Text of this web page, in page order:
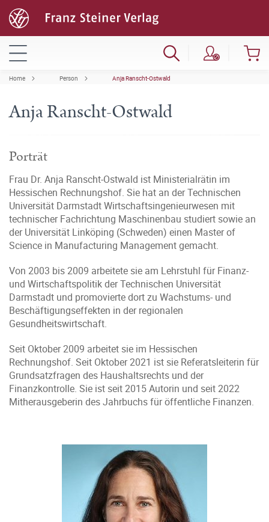
Home Person Anja Ranscht-Ostwald
Anja Ranscht-Ostwald
Porträt
Frau Dr. Anja Ranscht-Ostwald ist Ministerialrätin im
Hessischen Rechnungshof. Sie hat an der Technischen
Universität Darmstadt Wirtschaftsingenieurwesen mit
technischer Fachrichtung Maschinenbau studiert sowie an
der Universität Linköping (Schweden) einen Master of
Science in Manufacturing Management gemacht.
Von 2003 bis 2009 arbeitete sie am Lehrstuhl für Finanz-
und Wirtschaftspolitik der Technischen Universität
Darmstadt und promovierte dort zu Wachstums- und
Beschäftigungseffekten in der regionalen
Gesundheitswirtschaft.
Seit Oktober 2009 arbeitet sie im Hessischen
Rechnungshof. Seit Oktober 2021 ist sie Referatsleiterin für
Grundsatzfragen des Haushaltsrechts und der
Finanzkontrolle. Sie ist seit 2015 Autorin und seit 2022
Mitherausgeberin des Jahrbuchs für öffentliche Finanzen.